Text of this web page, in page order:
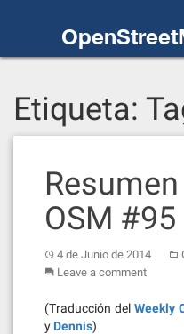
Etiqueta:
OSM #95
4 de Junio de 2014
Leave a comment
(Traducción delWeekly
y Dennis)